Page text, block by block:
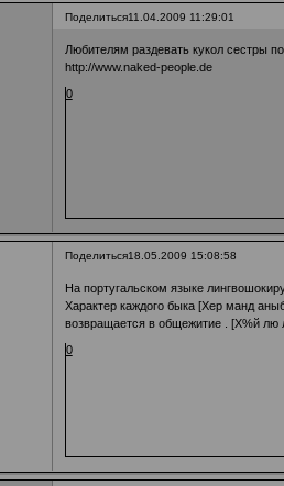
Поделиться11.04.2009 11:29:01
Любителям раздевать кукол сестры
http://www.naked-people.de
0
Поделиться18.05.2009 15:08:58
На португальском языке
Характер каждого быка [Хер манд
возвращается в общежитие . [Х%й лю
0